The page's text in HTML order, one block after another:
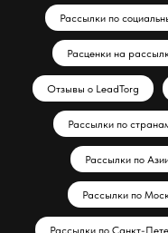
Рассылки по
Расценки на
Отзывы о LeadTorg
Рассылки по
Рассылки по
Рассылки по
Рассылки по Санкт-